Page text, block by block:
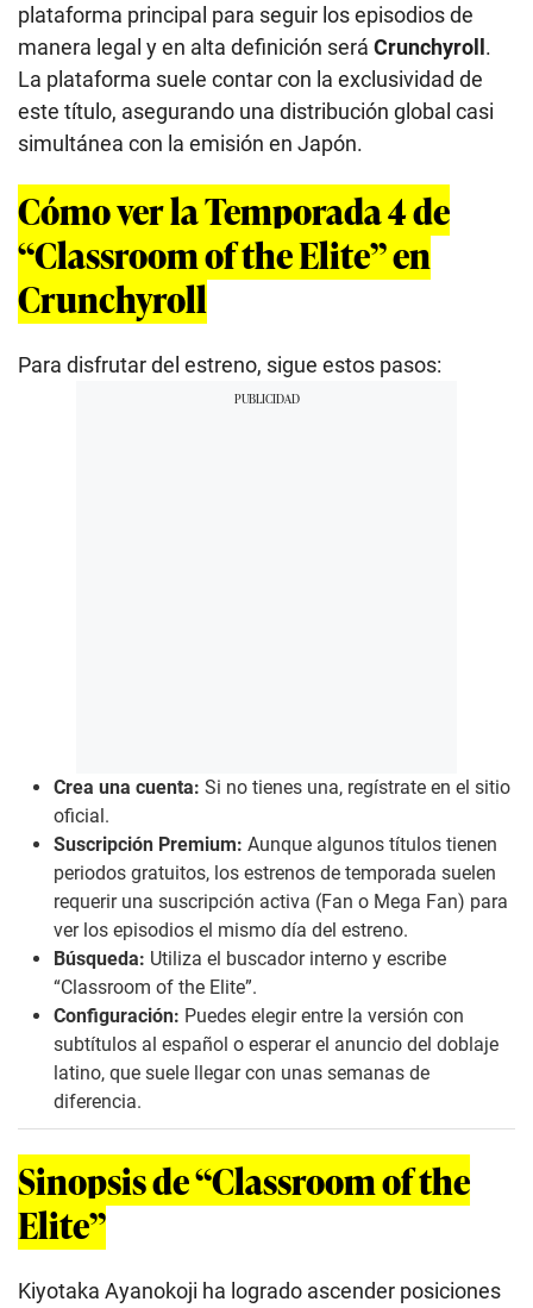
plataforma principal para seguir los episodios de
manera legal y en alta definición será Crunchyroll.
La plataforma suele contar con la exclusividad de
este título, asegurando una distribución global casi
simultánea con la emisión en Japón.
Cómo ver la Temporada 4 de
“Classroom of the Elite” en
Crunchyroll
Para disfrutar del estreno, sigue estos pasos:
Crea una cuenta: Si no tienes una, regístrate en el sitio
oficial.
Suscripción Premium: Aunque algunos títulos tienen
periodos gratuitos, los estrenos de temporada suelen
requerir una suscripción activa (Fan o Mega Fan) para
ver los episodios el mismo día del estreno.
Búsqueda: Utiliza el buscador interno y escribe
“Classroom of the Elite”.
Configuración: Puedes elegir entre la versión con
subtítulos al español o esperar el anuncio del doblaje
latino, que suele llegar con unas semanas de
diferencia.
Sinopsis de “Classroom of the
Elite”
Kiyotaka Ayanokoji ha logrado ascender posiciones